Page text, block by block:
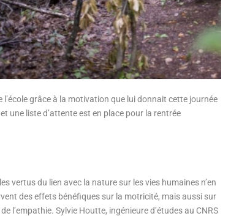
grâce à la motivation que lui donnait cette journée
une liste d’attente est en place pour la rentrée
vertus du lien avec la nature sur les vies humaines n’en
des effets bénéfiques sur la motricité, mais aussi sur
l’empathie. Sylvie Houtte, ingénieure d’études au CNRS